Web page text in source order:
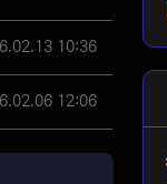
10:36
12:06